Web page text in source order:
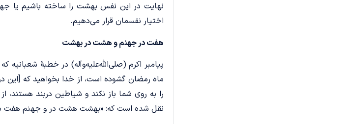
نهایت در این نفس بهشت را ساخته باشیم یا
اختیار نفسمان قرار می‌دهیم.
هفت در جهنم و هشت در بهشت
پیامبر اکرم (صلی‌الله‌علیه‌و‌آله) در خطبۀ
ماه رمضان گشوده است، از خدا بخواهید که [این
را به روی شما باز نکند و شیاطین دربند هستند،
نقل شده است که: «بهشت هشت در و جهنم هفت